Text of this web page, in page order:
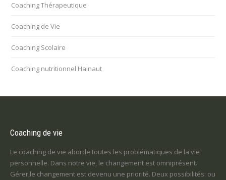
Coaching Thérapeutique
Coaching de Vie
Coaching Scolaire
Coaching nutritionnel Hainaut
Coaching de vie
Le coaching de vie aborde toutes les problématiques de la vie
personnelle. Dans notre vie, le changement est omniprésent.
Gérer,le changement est devenu une priorité. Deux possibilités: ou